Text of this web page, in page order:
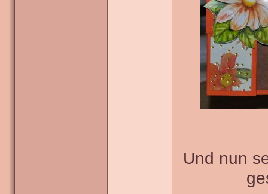
Und nun